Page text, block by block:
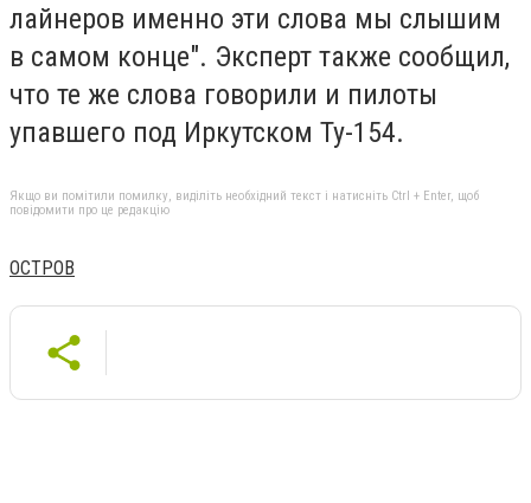
лайнеров именно эти слова мы слышим
в самом конце". Эксперт также сообщил,
что те же слова говорили и пилоты
упавшего под Иркутском Ту-154.
Якщо ви помітили помилку, виділіть необхідний текст і натисніть Ctrl + Enter, щоб
повідомити про це редакцію
ОСТРОВ